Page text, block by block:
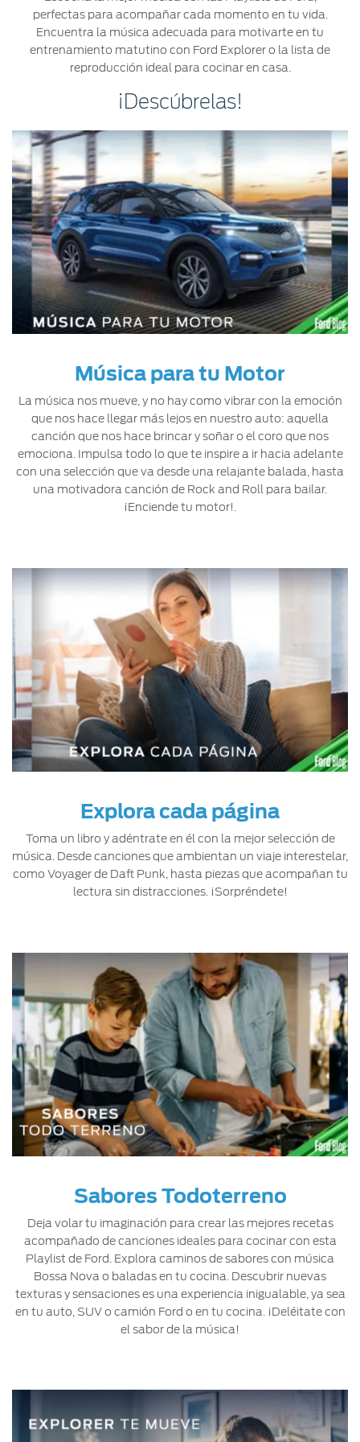
Ford
Custom
Garage
Catálogos
Kits de
Accesorios
Ford
Credit
Vehículos
Comerciales
Descubre
Tu Ford
Localiza un
Distribuidor
Seminuevos
Certificados
Ford
D-
Tect
Colisión y
Partes
Originales
Precio de
Mantenimiento
Programa de
Mantenimiento
Vehículos
Comerciales
Motorcraft
Cita de
Servicio
de Servicio
Llamado
a
Revisión
Garantía
en
Partes
Soporte
Técnico
Técnico
SYNC ®
Desempeño
Seguridad
Cambiar
Contraseña
perfectas para acompañar cada momento en tu vida.
Encuentra la música adecuada para motivarte en tu
entrenamiento matutino con Ford Explorer o la lista de
reproducción ideal para cocinar en casa.
¡Descúbrelas!
Música para tu Motor
La música nos mueve, y no hay como vibrar con la emoción
que nos hace llegar más lejos en nuestro auto: aquella
canción que nos hace brincar y soñar o el coro que nos
emociona. Impulsa todo lo que te inspire a ir hacia adelante
con una selección que va desde una relajante balada, hasta
una motivadora canción de Rock and Roll para bailar.
¡Enciende tu motor!.
Explora cada página
Toma un libro y adéntrate en él con la mejor selección de
música. Desde canciones que ambientan un viaje interestelar,
como Voyager de Daft Punk, hasta piezas que acompañan tu
lectura sin distracciones. ¡Sorpréndete!
Sabores Todoterreno
Deja volar tu imaginación para crear las mejores recetas
acompañado de canciones ideales para cocinar con esta
Playlist de Ford. Explora caminos de sabores con música
Bossa Nova o baladas en tu cocina. Descubrir nuevas
texturas y sensaciones es una experiencia inigualable, ya sea
en tu auto, SUV o camión Ford o en tu cocina. ¡Deléitate con
el sabor de la música!